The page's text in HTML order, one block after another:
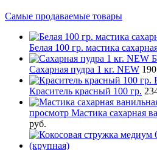
Самые продаваемые товары
Белая 100 гр. мастика
Сахарная пудра 1 кг. NEW
Краситель красный 100 гр.
просмотр Мастика сахарная
руб.